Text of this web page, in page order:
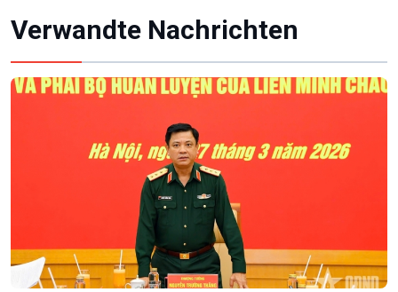
Verwandte Nachrichten